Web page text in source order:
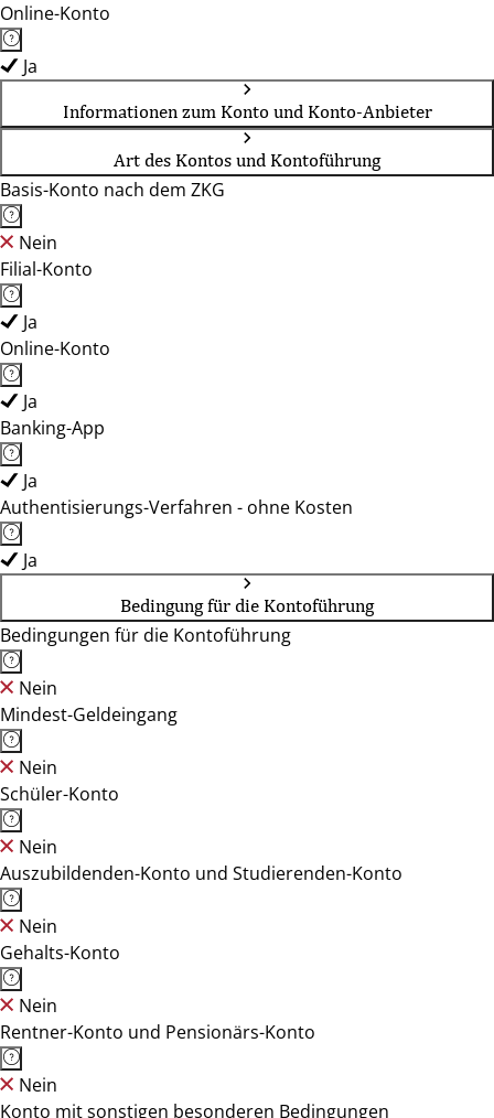
Online-Konto
Ja
Informationen zum Konto und Konto-Anbieter
Art des Kontos und Kontoführung
Basis-Konto nach dem ZKG
Nein
Filial-Konto
Ja
Online-Konto
Ja
Banking-App
Ja
Authentisierungs-Verfahren - ohne Kosten
Ja
Bedingung für die Kontoführung
Bedingungen für die Kontoführung
Nein
Mindest-Geldeingang
Nein
Schüler-Konto
Nein
Auszubildenden-Konto und Studierenden-Konto
Nein
Gehalts-Konto
Nein
Rentner-Konto und Pensionärs-Konto
Nein
Konto mit sonstigen besonderen Bedingungen